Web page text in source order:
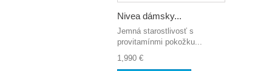
Nivea dámsky...
Jemná starostlivosť s
provitamínmi pokožku...
1,990 €